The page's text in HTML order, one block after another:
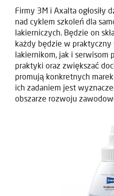
Firmy 3M i Axalta ogłosiły
nad cyklem szkoleń dla
lakierniczych. Będzie on
każdy będzie w praktyczny
lakiernikom, jak i serwisom
praktyki oraz zwiększać
promują konkretnych
ich zadaniem jest
obszarze rozwoju